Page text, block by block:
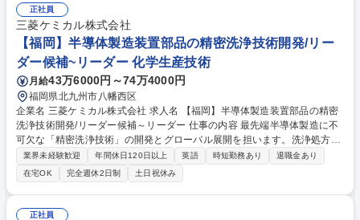
の巡回・点検 ■厨房等の排水詰まり改修手配、修理計画作成や専門業者に
よる工事への立ち合い ■PCを用いた各種入力や報告資料の作成 ■夜間にお
ける自衛消防業務（シフト制による夜間巡回等） 募集職種 【小倉駅直結/
転勤なし】総務・施設管理スタッフ（北九州市小倉北区）
正社員
三菱ケミカル株式会社
【福岡】半導体製造装置部品の精密洗浄技術開発/リー
ダー候補~リーダー 化学生産技術
月給43万6000円～74万4000円
福岡県北九州市八幡西区
企業名 三菱ケミカル株式会社 求人名 【福岡】半導体製造装置部品の精密
洗浄技術開発/リーダー候補～リーダー 仕事の内容 最先端半導体製造に不
可欠な「精密洗浄技術」の開発とグローバル展開を担います。洗浄処方
(薬液・プロセス)の設計から、国内外拠点への技術移管、海外顧客との技
術折衝まで携わって頂きます。 ■半導体メーカー/半導体製造装置メーカー
の要求仕様を満たす精密洗浄処方(薬液条件・プロセス条件等)の開発・評
価■開発した洗浄処方の国内・海外工場への技術移管・立ち上げ支援■国内
外顧客との技術的なコミュニケーション(海外顧客とは英語での直接折
業界未経験歓迎 年間休日120日以上 英語 時短勤務あり
退職金あり
在宅OK
完全週休2日制 土日祝休み
正社員